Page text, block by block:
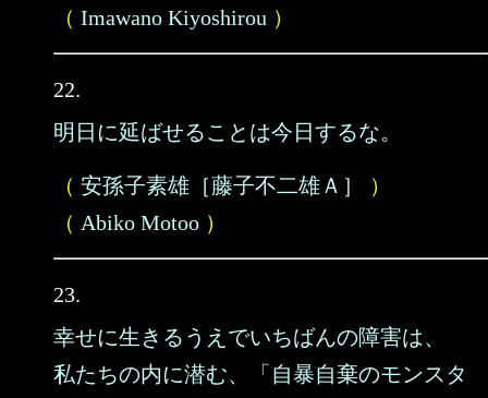
（ Imawano Kiyoshirou ）
22.
明日に延ばせることは今日するな。
（ 安孫子素雄［藤子不二雄Ａ］
）
（ Abiko Motoo ）
23.
幸せに生きるうえでいちばんの障害は、
私たちの内に潜む、「自暴自棄のモンスタ